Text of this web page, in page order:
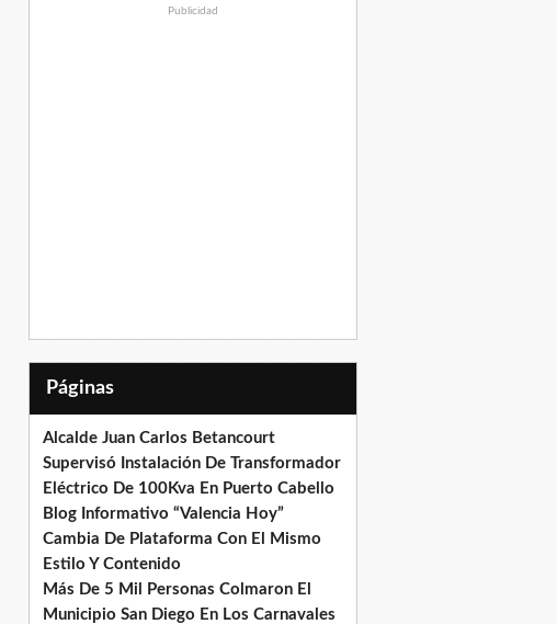
Publicidad
Páginas
Alcalde Juan Carlos Betancourt
Supervisó Instalación De Transformador
Eléctrico De 100Kva En Puerto Cabello
Blog Informativo “Valencia Hoy”
Cambia De Plataforma Con El Mismo
Estilo Y Contenido
Más De 5 Mil Personas Colmaron El
Municipio San Diego En Los Carnavales